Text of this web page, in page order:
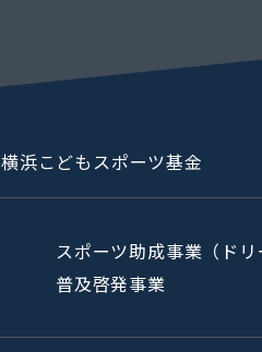
横浜こどもスポーツ基金
スポーツ助成事業 （ド
普及啓発事業